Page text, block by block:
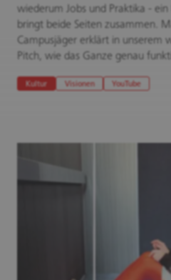
wiederum Jobs und Praktika -
bringt beide Seiten zusammen.
Campusjäger erklärt in unserem
Pitch, wie das Ganze genau
Kultur Visionen YouTube